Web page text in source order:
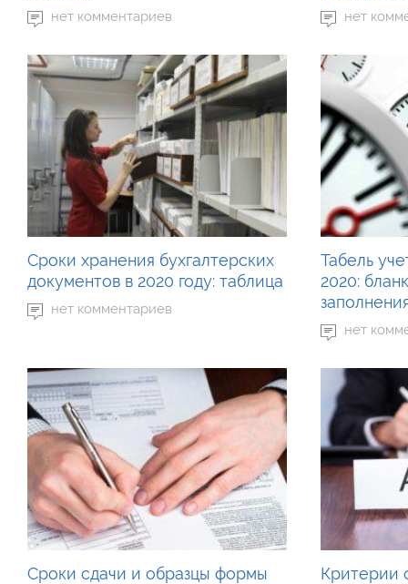
нет комментариев нет
Сроки хранения бухгалтерских
документов в 2020 году: таблица
нет комментариев
Табель
2020:
нет
Сроки сдачи и образцы формы
Критерии